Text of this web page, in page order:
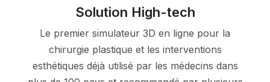
Solution High-tech
Le premier simulateur 3D en ligne pour la
chirurgie plastique et les interventions
esthétiques déjà utilisé par les médecins dans